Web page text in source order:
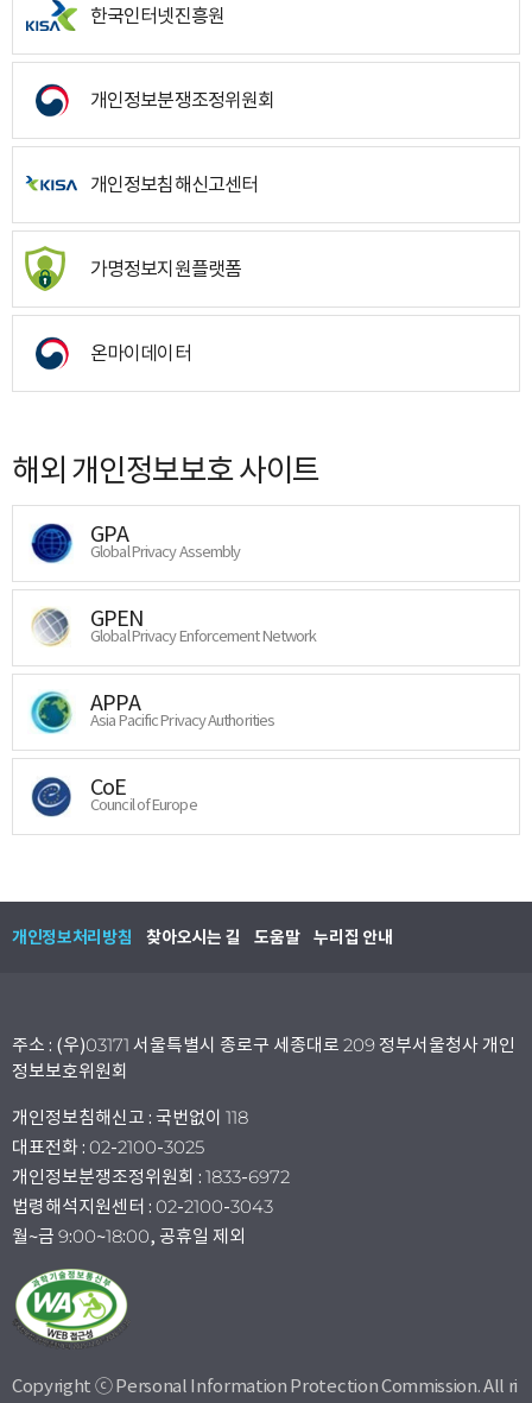
한국인터넷진흥원
개인정보분쟁조정위원회
개인정보침해신고센터
가명정보지원플랫폼
온마이데이터
해외 개인정보보호 사이트
GPA
Global Privacy Assembly
GPEN
Global Privacy Enforcement Network
APPA
Asia Pacific Privacy Authorities
CoE
Council of Europe
개인정보처리방침 찾아오시는 길 도움말 누리집 안내
주소 : (우)03171 서울특별시 종로구 세종대로 209 정부서울청사 개인
정보보호위원회
개인정보침해신고 : 국번없이 118
대표전화 : 02-2100-3025
개인정보분쟁조정위원회 : 1833-6972
법령해석지원센터 : 02-2100-3043
월~금 9:00~18:00, 공휴일 제외
Copyright ⓒ Personal Information Protection Commission. All ri